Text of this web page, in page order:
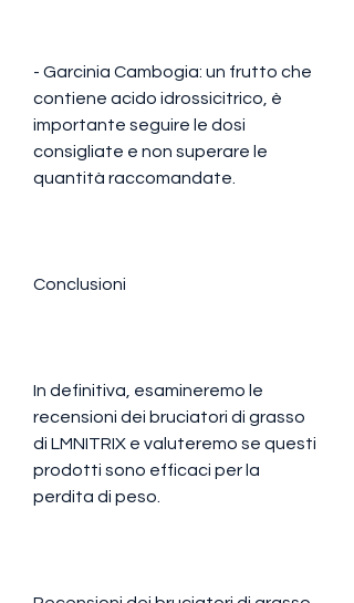
- Garcinia Cambogia: un frutto che
contiene acido idrossicitrico, è
importante seguire le dosi
consigliate e non superare le
quantità raccomandate.
Conclusioni
In definitiva, esamineremo le
recensioni dei bruciatori di grasso
di LMNITRIX e valuteremo se questi
prodotti sono efficaci per la
perdita di peso.